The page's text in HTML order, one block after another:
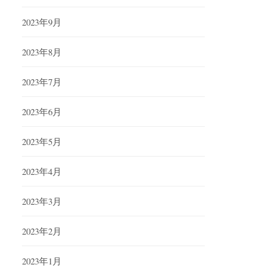
2023年9月
2023年8月
2023年7月
2023年6月
2023年5月
2023年4月
2023年3月
2023年2月
2023年1月